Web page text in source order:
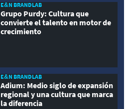
E&N BRANDLAB
Grupo Purdy: Cultura que
convierte el talento en motor de
crecimiento
E&N BRANDLAB
Adium: Medio siglo de expansión
regional y una cultura que marca
la diferencia